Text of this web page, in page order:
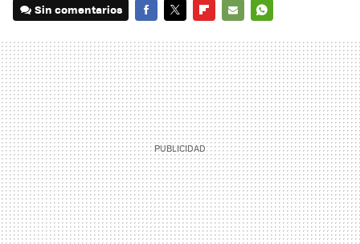
Sin comentarios
MAIL